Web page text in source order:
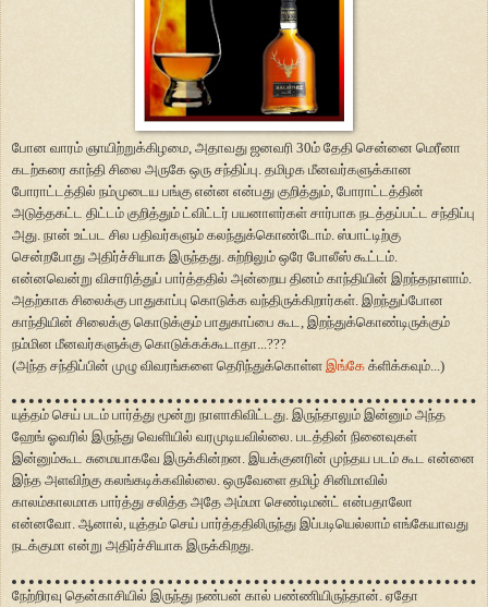
போன வாரம் ஞாயிற்றுக்கிழமை, அதாவது ஜனவரி 30ம் தேதி சென்னை மெரீனா
கடற்கரை காந்தி சிலை அருகே ஒரு சந்திப்பு. தமிழக மீனவர்களுக்கான
போராட்டத்தில் நம்முடைய பங்கு என்ன என்பது குறித்தும், போராட்டத்தின்
அடுத்தகட்ட திட்டம் குறித்தும் ட்விட்டர் பயனாளர்கள் சார்பாக நடத்தப்பட்ட சந்திப்பு
அது. நான் உட்பட சில பதிவர்களும் கலந்துக்கொண்டோம். ஸ்பாட்டிற்கு
சென்றபோது அதிர்ச்சியாக இருந்தது. சுற்றிலும் ஒரே போலீஸ் கூட்டம்.
என்னவென்று விசாரித்துப் பார்த்ததில் அன்றைய தினம் காந்தியின் இறந்தநாளாம்.
அதற்காக சிலைக்கு பாதுகாப்பு கொடுக்க வந்திருக்கிறார்கள். இறந்துப்போன
காந்தியின் சிலைக்கு கொடுக்கும் பாதுகாப்பை கூட, இறந்துக்கொண்டிருக்கும்
நம்மின மீனவர்களுக்கு கொடுக்கக்கூடாதா...???
(அந்த சந்திப்பின் முழு விவரங்களை தெரிந்துக்கொள்ள இங்கே க்ளிக்கவும்...)
யுத்தம் செய் படம் பார்த்து மூன்று நாளாகிவிட்டது. இருந்தாலும் இன்னும் அந்த
ஹேங் ஓவரில் இருந்து வெளியில் வரமுடியவில்லை. படத்தின் நினைவுகள்
இன்னும்கூட சுமையாகவே இருக்கின்றன. இயக்குனரின் முந்தய படம் கூட என்னை
இந்த அளவிற்கு கலங்கடிக்கவில்லை. ஒருவேளை தமிழ் சினிமாவில்
காலம்காலமாக பார்த்து சலித்த அதே அம்மா செண்டிமன்ட் என்பதாலோ
என்னவோ. ஆனால், யுத்தம் செய் பார்த்ததிலிருந்து இப்படியெல்லாம் எங்கேயாவது
நடக்குமா என்று அதிர்ச்சியாக இருக்கிறது.
நேற்றிரவு தென்காசியில் இருந்து நண்பன் கால் பண்ணியிருந்தான். ஏதோ